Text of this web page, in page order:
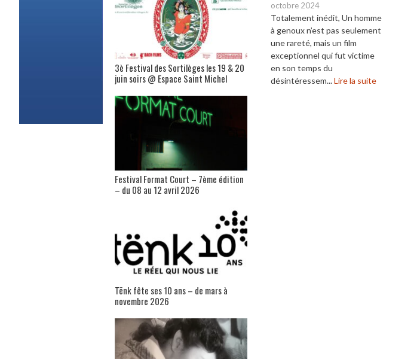
octobre 2024
Totalement inédit, Un homme
à genoux n’est pas seulement
une rareté, mais un film
exceptionnel qui fut victime
en son temps du
désintéressem...Lire la suite
3è Festival des Sortilèges les 19 & 20
juin soirs @ Espace Saint Michel
Festival Format Court – 7ème édition
– du 08 au 12 avril 2026
Tënk fête ses 10 ans – de mars à
novembre 2026